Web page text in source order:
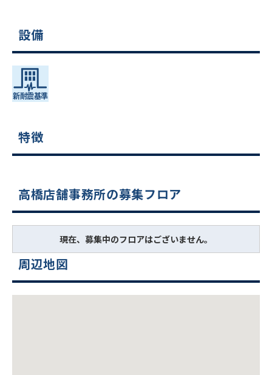
設備
特徴
高橋店舗事務所の募集フロア
現在、募集中のフロアはございません。
周辺地図